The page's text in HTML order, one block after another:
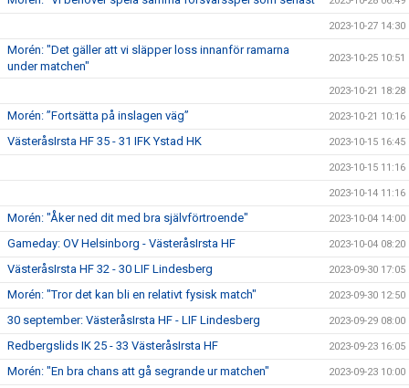
2023-10-27 14:30
Morén: "Det gäller att vi släpper loss innanför ramarna
under matchen"
2023-10-25 10:51
2023-10-21 18:28
Morén: ”Fortsätta på inslagen väg” 2023-10-21 10:16
VästeråsIrsta HF 35 - 31 IFK Ystad HK 2023-10-15 16:45
2023-10-15 11:16
2023-10-14 11:16
Morén: "Åker ned dit med bra självförtroende" 2023-10-04 14:00
Gameday: OV Helsinborg - VästeråsIrsta HF 2023-10-04 08:20
VästeråsIrsta HF 32 - 30 LIF Lindesberg 2023-09-30 17:05
Morén: "Tror det kan bli en relativt fysisk match" 2023-09-30 12:50
30 september: VästeråsIrsta HF - LIF Lindesberg 2023-09-29 08:00
Redbergslids IK 25 - 33 VästeråsIrsta HF 2023-09-23 16:05
Morén: "En bra chans att gå segrande ur matchen" 2023-09-23 10:00